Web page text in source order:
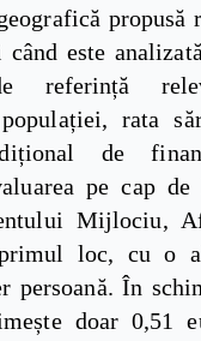
propusă
când este
referință
rata
de
pe cap de
Mijlociu,
loc, cu o
persoană. În
doar 0,51